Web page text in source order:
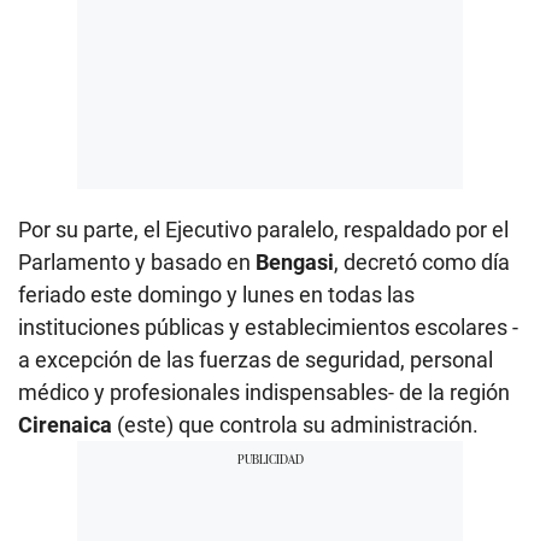
Por su parte, el Ejecutivo paralelo, respaldado por el
Parlamento y basado en Bengasi, decretó como día
feriado este domingo y lunes en todas las
instituciones públicas y establecimientos escolares -
a excepción de las fuerzas de seguridad, personal
médico y profesionales indispensables- de la región
Cirenaica (este) que controla su administración.